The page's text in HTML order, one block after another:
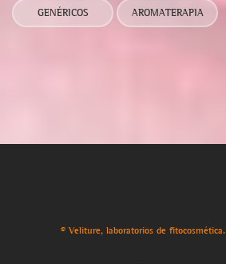
GENÉRICOS AROMATERAPIA
© Veliture, laboratorios de fitocosmética.